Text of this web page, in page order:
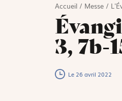
Accueil/ Messe/
3, 7b-
Le 26 avril 2022